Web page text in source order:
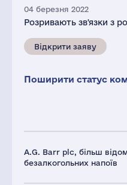
A.G. Barr plc, більш
безалкогольних напоїв
04 березня 2022
Розривають зв'язки з
Відкрити заяву
Поширити статус